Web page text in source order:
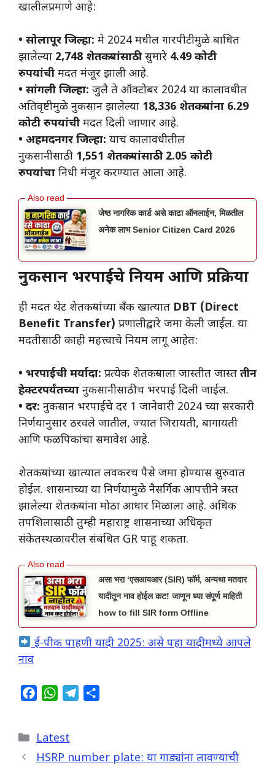
खालीलप्रमाणे आहे:
• सोलापूर जिल्हा: मे 2024 मधील गारपीटीमुळे बाधित
झालेल्या 2,748 शेतकऱ्यांसाठीसुमारे 4.49 कोटी
रुपयांची मदत मंजूर झाली आहे.
• सांगली जिल्हा: जुलै ते ऑक्टोबर 2024 या कालावधीत
अतिवृष्टीमुळे नुकसान झालेल्या 18,336 शेतकऱ्यांना 6.29
कोटी रुपयांची मदत दिली जाणार आहे.
• अहमदनगर जिल्हा: याच कालावधीतील
नुकसानीसाठी 1,551 शेतकऱ्यांसाठी 2.05 कोटी
रुपयांचा निधी मंजूर करण्यात आला आहे.
जेष्ठ नागरिक कार्ड असे काढा ऑनलाईन, मिळतील
अनेक लाभ Senior Citizen Card 2026
नुकसान भरपाईचे नियम आणि प्रक्रिया
ही मदत थेट शेतकऱ्यांच्या बँक खात्यात DBT (Direct
Benefit Transfer) प्रणालीद्वारे जमा केली जाईल. या
मदतीसाठी काही महत्त्वाचे नियम लागू आहेत:
• भरपाईची मर्यादा: प्रत्येक शेतकऱ्याला जास्तीत जास्त तीन
हेक्टरपर्यंतच्या नुकसानीसाठीच भरपाई दिली जाईल.
• दर: नुकसान भरपाईचे दर 1 जानेवारी 2024 च्या सरकारी
निर्णयानुसार ठरवले जातील, ज्यात जिरायती, बागायती
आणि फळपिकांचा समावेश आहे.
शेतकऱ्यांच्या खात्यात लवकरच पैसे जमा होण्यास सुरुवात
होईल. शासनाच्या या निर्णयामुळे नैसर्गिक आपत्तीने त्रस्त
झालेल्या शेतकऱ्यांना मोठा आधार मिळाला आहे. अधिक
तपशिलासाठी तुम्ही महाराष्ट्र शासनाच्या अधिकृत
संकेतस्थळावरील संबंधित GR पाहू शकता.
असा भरा ‘एसआयआर (SIR) फॉर्म, अन्यथा मतदार
यादीतून नाव होईल कट! जाणून घ्या संपूर्ण माहिती
how to fill SIR form Offline
ई-पीक पाहणी यादी 2025: असे पहा यादीमध्ये आपले
नाव
e
b
W
t
s
g
e
Categories
Latest
HSRP number plate: या गाड्यांना लावण्याची